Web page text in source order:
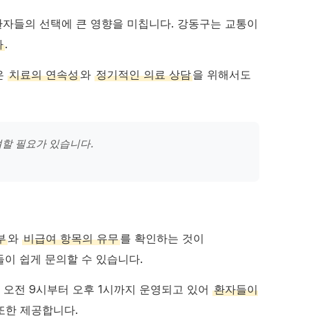
들의 선택에 큰 영향을 미칩니다. 강동구는 교통이
.
치료의 연속성와 정기적인 의료 상담을 위해서도
필요가 있습니다.
와 비급여 항목의 유무를 확인하는 것이
쉽게 문의할 수 있습니다.
전 9시부터 오후 1시까지 운영되고 있어 환자들이
한 제공합니다.